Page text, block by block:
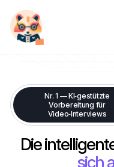
Nr. 1 — KI‑gestützte
Vorbereitung für
Video‑Interviews
Die
sich